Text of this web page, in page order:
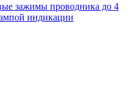
зажимы проводника до 4
индикации